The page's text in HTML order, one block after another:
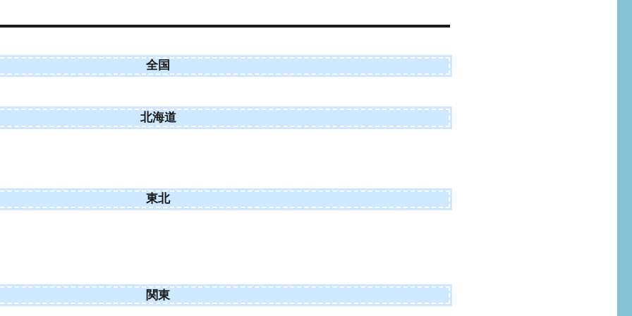
全国
北海道
東北
関東